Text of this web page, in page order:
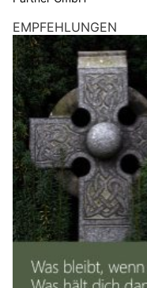
EMPFEHLUNGEN